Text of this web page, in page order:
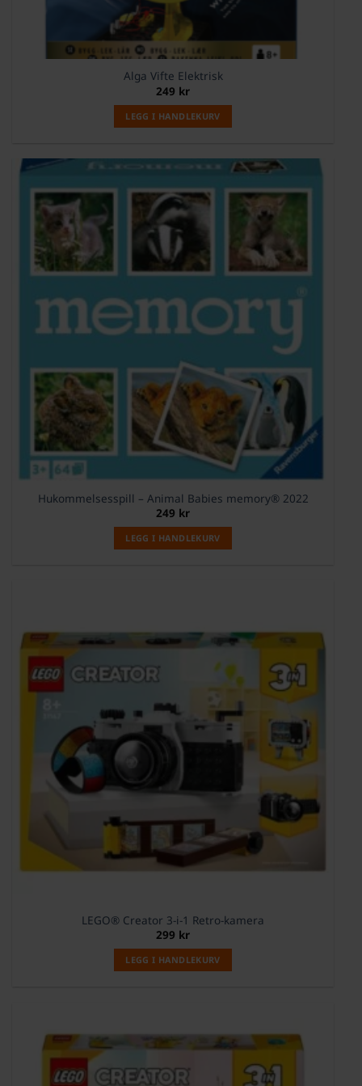
Alga Vifte Elektrisk
249 kr
LEGG I HANDLEKURV
Hukommelsesspill – Animal Babies memory® 2022
249 kr
LEGG I HANDLEKURV
LEGO® Creator 3-i-1 Retro-kamera
299 kr
LEGG I HANDLEKURV